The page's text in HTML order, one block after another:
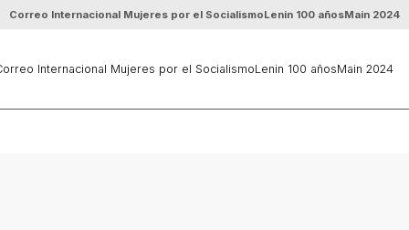
Correo Internacional Mujeres por el SocialismoLenin 100 añosMain 2024
Internacional Mujeres por el SocialismoLenin 100 añosMain 2024